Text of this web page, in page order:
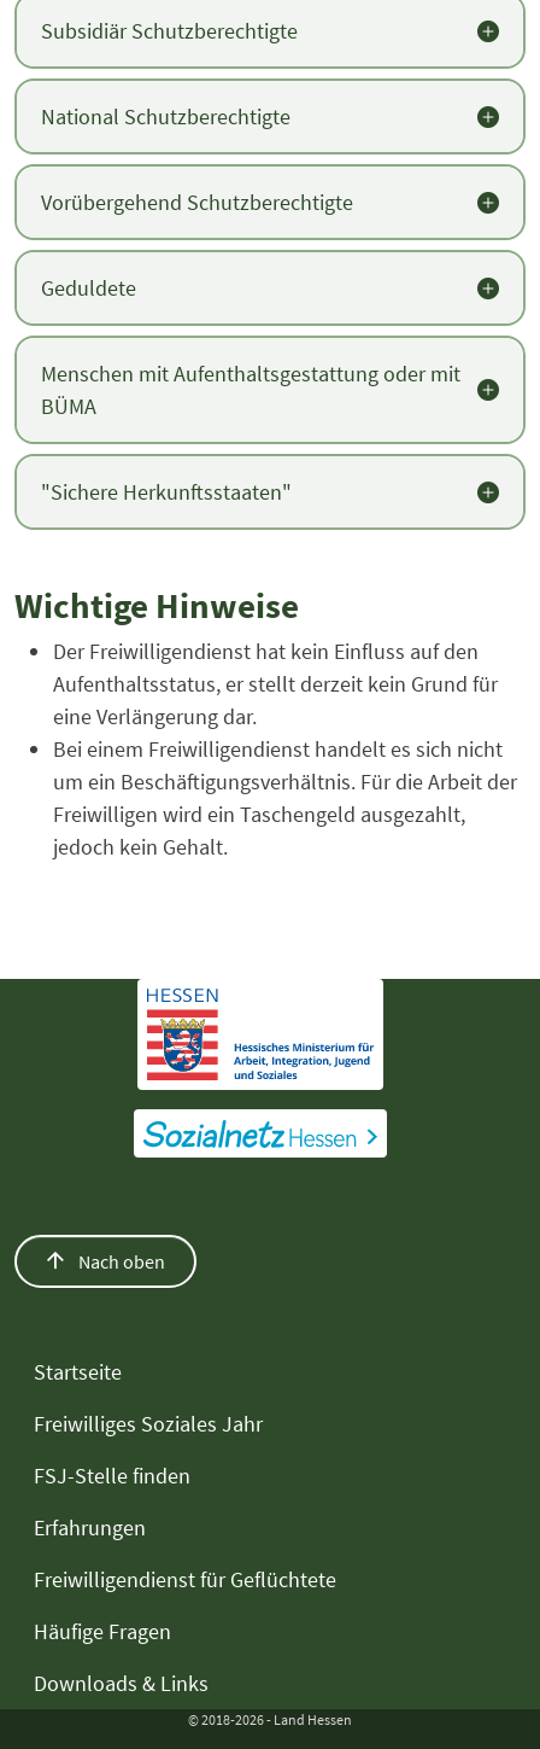
Subsidiär Schutzberechtigte
National Schutzberechtigte
Vorübergehend Schutzberechtigte
Geduldete
Menschen mit Aufenthaltsgestattung oder mit
BÜMA
"Sichere Herkunftsstaaten"
Wichtige Hinweise
Der Freiwilligendienst hat kein Einfluss auf den
Aufenthaltsstatus, er stellt derzeit kein Grund für
eine Verlängerung dar.
Bei einem Freiwilligendienst handelt es sich nicht
um ein Beschäftigungsverhältnis. Für die Arbeit der
Freiwilligen wird ein Taschengeld ausgezahlt,
jedoch kein Gehalt.
Startseite
Freiwilliges Soziales Jahr
FSJ-Stelle finden
Erfahrungen
Freiwilligendienst für Geflüchtete
Häufige Fragen
Downloads & Links
Nach oben
© 2018-2026 - Land Hessen